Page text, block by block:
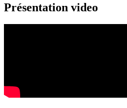
Présentation video